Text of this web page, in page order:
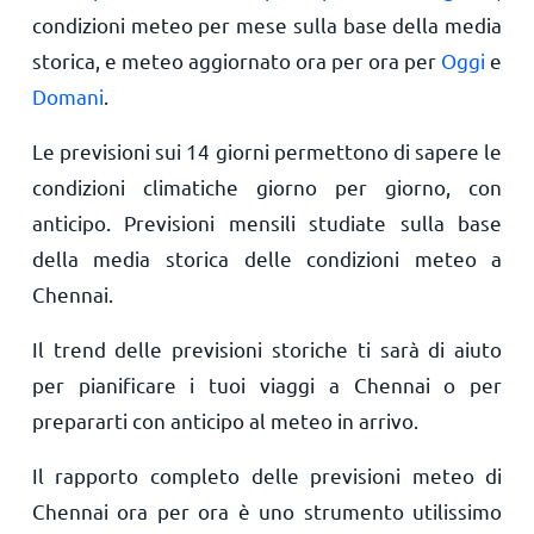
condizioni meteo per mese sulla base della media
storica, e meteo aggiornato ora per ora per Oggi e
Domani
Le previsioni sui 14 giorni permettono di sapere le
condizioni climatiche giorno per giorno, con
anticipo. Previsioni mensili studiate sulla base
della media storica delle condizioni meteo a
Chennai.
Il trend delle previsioni storiche ti sarà di aiuto
per pianificare i tuoi viaggi a Chennai o per
prepararti con anticipo al meteo in arrivo.
Il rapporto completo delle previsioni meteo di
Chennai ora per ora è uno strumento utilissimo